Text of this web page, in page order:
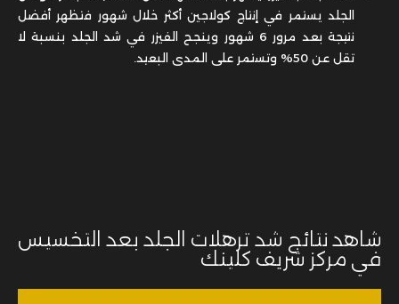
الجلد يستمر في إنتاج كولاجين أكثر خلال شهور فتظهر أفضل
نتيجة بعد مرور 6 شهور وينجح الفيزر في شد الجلد بنسبة لا
تقل عن 50% وتستمر على المدى البعيد.
شاهد نتائج شد ترهلات الجلد بعد التخسيس
في مركز شريف كلينك